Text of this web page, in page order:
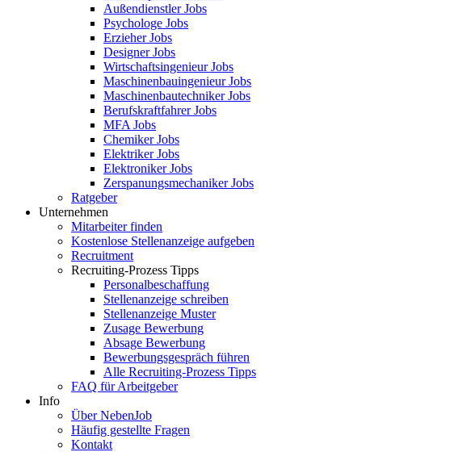
Außendienstler Jobs
Psychologe Jobs
Erzieher Jobs
Designer Jobs
Wirtschaftsingenieur Jobs
Maschinenbauingenieur Jobs
Maschinenbautechniker Jobs
Berufskraftfahrer Jobs
MFA Jobs
Chemiker Jobs
Elektriker Jobs
Elektroniker Jobs
Zerspanungsmechaniker Jobs
Ratgeber
Unternehmen
Mitarbeiter finden
Kostenlose Stellenanzeige aufgeben
Recruitment
Recruiting-Prozess Tipps
Personalbeschaffung
Stellenanzeige schreiben
Stellenanzeige Muster
Zusage Bewerbung
Absage Bewerbung
Bewerbungsgespräch führen
Alle Recruiting-Prozess Tipps
FAQ für Arbeitgeber
Info
Über NebenJob
Häufig gestellte Fragen
Kontakt